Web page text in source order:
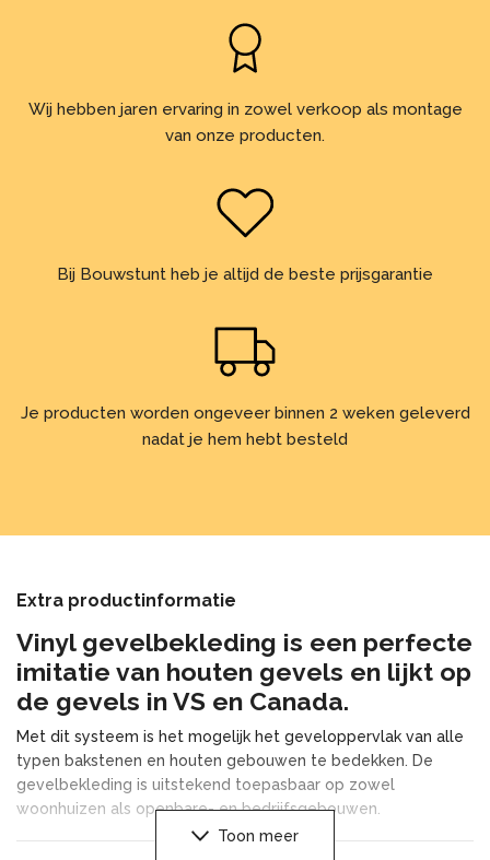
Wij hebben jaren ervaring in zowel verkoop als montage
van onze producten.
Bij Bouwstunt heb je altijd de beste prijsgarantie
Je producten worden ongeveer binnen 2 weken geleverd
nadat je hem hebt besteld
Extra productinformatie
Vinyl gevelbekleding is een perfecte
imitatie van houten gevels en lijkt op
de gevels in VS en Canada.
Met dit systeem is het mogelijk het geveloppervlak van alle
typen bakstenen en houten gebouwen te bedekken. De
gevelbekleding is uitstekend toepasbaar op zowel
woonhuizen als openbare- en bedrijfsgebouwen.
Toon meer